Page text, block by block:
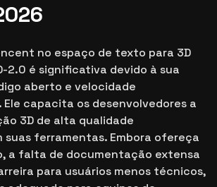
no espaço de texto para 3D
2.0 é significativa devido à sua
aberto e velocidade
capacita os desenvolvedores a
3D de alta qualidade
ferramentas. Embora ofereça
a falta de documentação extensa
para usuários menos técnicos,